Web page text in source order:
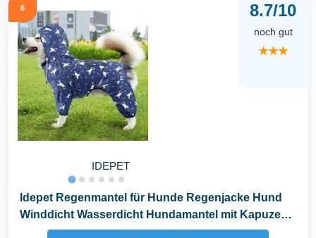
6
IDEPET
8.7/10
noch gut
★★★
Idepet Regenmantel für Hunde Regenjacke Hund
Winddicht Wasserdicht Hundamantel mit Kapuze